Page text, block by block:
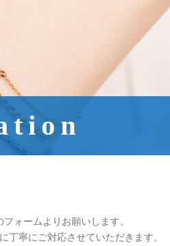
フォームよりお願いします。
丁寧にご対応させていただきます。